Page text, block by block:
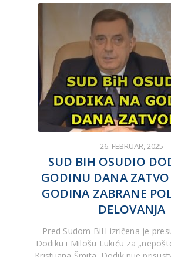
26. FEBRUAR, 2025
SUD BIH OSUDIO
GODINU DANA
GODINA ZABRANE
DELOVANJA
Pred Sudom BiH izričena je
Dodiku i Milošu Lukiću za